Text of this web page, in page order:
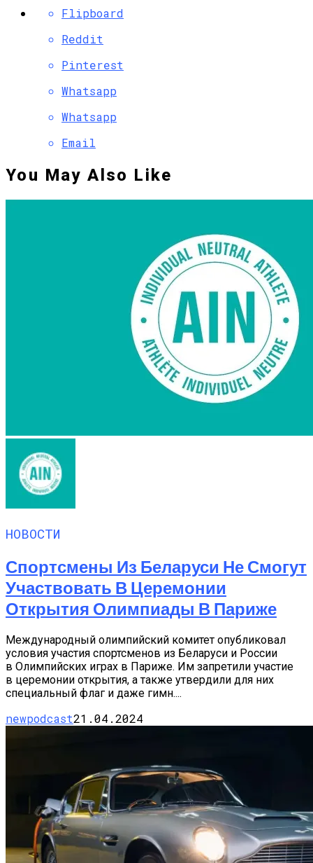
Flipboard
Reddit
Pinterest
Whatsapp
Whatsapp
Email
You May Also Like
НОВОСТИ
Спортсмены Из Беларуси Не Смогут
Участвовать В Церемонии
Открытия Олимпиады В Париже
Международный олимпийский комитет опубликовал
условия участия спортсменов из Беларуси и России
в Олимпийских играх в Париже. Им запретили участие
в церемонии открытия, а также утвердили для них
специальный флаг и даже гимн....
newpodcast21.04.2024